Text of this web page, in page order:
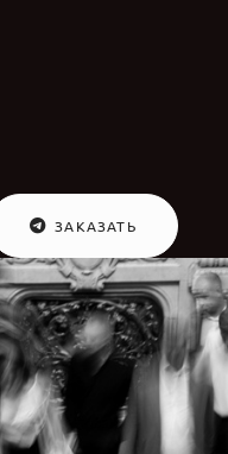
ЗАКАЗАТЬ